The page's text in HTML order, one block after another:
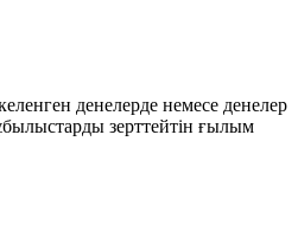
денелерде немесе денелер
зерттейтін ғылым